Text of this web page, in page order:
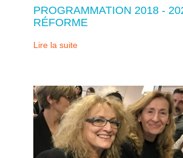
PROGRAMMATION 2018 -
RÉFORME
Lire la suite